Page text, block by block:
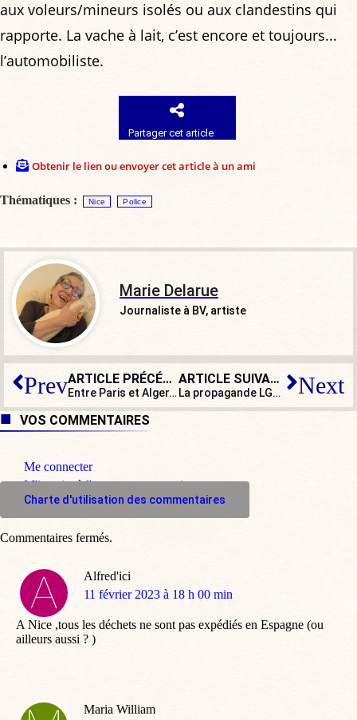
aux voleurs/mineurs isolés ou aux clandestins qui
rapporte. La vache à lait, c’est encore et toujours...
l’automobiliste.
Partager cet article
Obtenir le lien ou envoyer cet article à un ami
Thématiques : Nice Police
Marie Delarue
Journaliste à BV, artiste
Prev ARTICLE PRÉCÉDENT
Entre Paris et Alger, le torchon ne brûle plus, il est carbonisé
ARTICLE SUIVANT
La propagande LGBT dans l’entreprise, à l’école et, maintenant, à la campagne ! Next
VOS COMMENTAIRES
Me connecter
M'inscrire à l'espace commentaire
Charte d'utilisation des commentaires
Alfred'ici
dit
11 février 2023 à 18 h 00 min
A Nice ,tous les déchets ne sont pas expédiés en Espagne (ou
ailleurs aussi ? )
Maria William
Commentaires fermés.